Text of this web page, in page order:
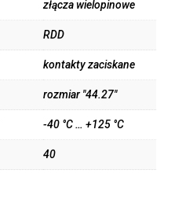
złącza wielopinowe
RDD
kontakty zaciskane
rozmiar "44.27"
-40 °C … +125 °C
40